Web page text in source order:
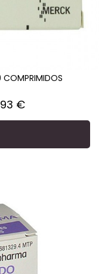
€